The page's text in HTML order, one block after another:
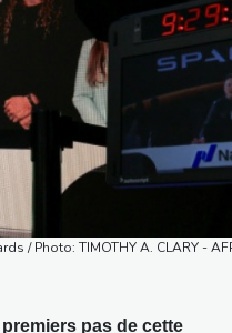
/ Photo: TIMOTHY A. CLARY -
pas de cette